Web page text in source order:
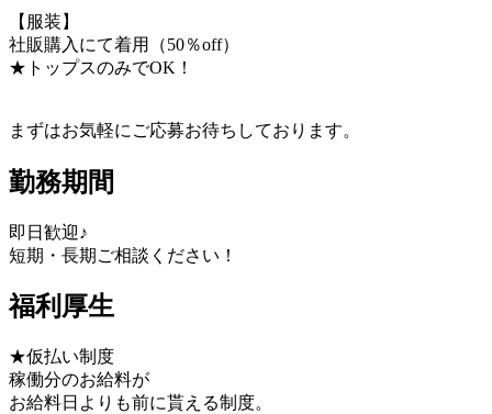
【服装】
社販購入にて着用（50％off）
★トップスのみでOK！
まずはお気軽にご応募お待ちしております。
勤務期間
即日歓迎♪
短期・長期ご相談ください！
福利厚生
★仮払い制度
稼働分のお給料が
お給料日よりも前に貰える制度。